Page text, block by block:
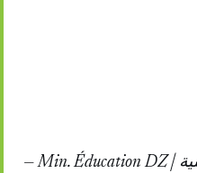
— Min. Éducation DZ | وزارة التربية الوطنية